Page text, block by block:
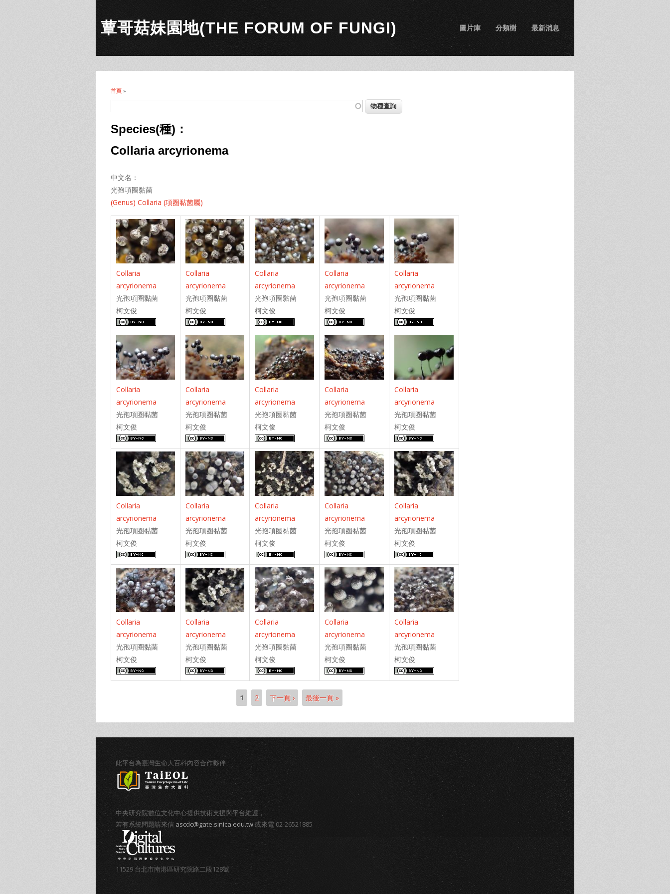
蕈哥菇妹園地(THE FORUM OF FUNGI) 圖片庫 分類樹 最新消息
您在這裡
首頁 »
Species(種)：
Collaria arcyrionema
中文名：
光孢項圈黏菌
(Genus) Collaria (項圈黏菌屬)
Collaria
arcyrionema
光孢項圈黏菌
柯文俊
Collaria
arcyrionema
光孢項圈黏菌
柯文俊
Collaria
arcyrionema
光孢項圈黏菌
柯文俊
Collaria
arcyrionema
光孢項圈黏菌
柯文俊
Collaria
arcyrionema
光孢項圈黏菌
柯文俊
Collaria
arcyrionema
光孢項圈黏菌
柯文俊
Collaria
arcyrionema
光孢項圈黏菌
柯文俊
Collaria
arcyrionema
光孢項圈黏菌
柯文俊
Collaria
arcyrionema
光孢項圈黏菌
柯文俊
Collaria
arcyrionema
光孢項圈黏菌
柯文俊
Collaria
arcyrionema
光孢項圈黏菌
柯文俊
Collaria
arcyrionema
光孢項圈黏菌
柯文俊
Collaria
arcyrionema
光孢項圈黏菌
柯文俊
Collaria
arcyrionema
光孢項圈黏菌
柯文俊
Collaria
arcyrionema
光孢項圈黏菌
柯文俊
Collaria
arcyrionema
光孢項圈黏菌
柯文俊
Collaria
arcyrionema
光孢項圈黏菌
柯文俊
Collaria
arcyrionema
光孢項圈黏菌
柯文俊
Collaria
arcyrionema
光孢項圈黏菌
柯文俊
Collaria
arcyrionema
光孢項圈黏菌
柯文俊
1 2 下一頁 › 最後一頁 »
此平台為臺灣生命大百科內容合作夥伴
中央研究院數位文化中心提供技術支援與平台維護，
若有系統問題請來信ascdc@gate.sinica.edu.tw或來電 02-26521885
11529 台北市南港區研究院路二段128號